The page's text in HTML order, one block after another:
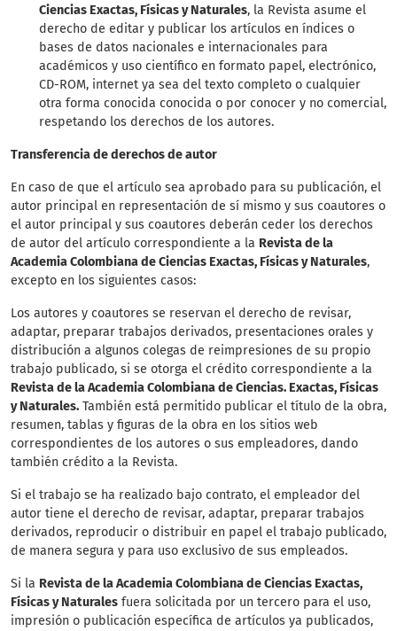
Ciencias Exactas, Físicas y Naturales, la Revista asume el
derecho de editar y publicar los artículos en índices o
bases de datos nacionales e internacionales para
académicos y uso científico en formato papel, electrónico,
CD-ROM, internet ya sea del texto completo o cualquier
otra forma conocida conocida o por conocer y no comercial,
respetando los derechos de los autores.
Transferencia de derechos de autor
En caso de que el artículo sea aprobado para su publicación, el
autor principal en representación de sí mismo y sus coautores o
el autor principal y sus coautores deberán ceder los derechos
de autor del artículo correspondiente a la Revista de la
Academia Colombiana de Ciencias Exactas, Físicas y Naturales,
excepto en los siguientes casos:
Los autores y coautores se reservan el derecho de revisar,
adaptar, preparar trabajos derivados, presentaciones orales y
distribución a algunos colegas de reimpresiones de su propio
trabajo publicado, si se otorga el crédito correspondiente a la
Revista de la Academia Colombiana de Ciencias. Exactas, Físicas
y Naturales. También está permitido publicar el título de la obra,
resumen, tablas y figuras de la obra en los sitios web
correspondientes de los autores o sus empleadores, dando
también crédito a la Revista.
Si el trabajo se ha realizado bajo contrato, el empleador del
autor tiene el derecho de revisar, adaptar, preparar trabajos
derivados, reproducir o distribuir en papel el trabajo publicado,
de manera segura y para uso exclusivo de sus empleados.
Si la Revista de la Academia Colombiana de Ciencias Exactas,
Físicas y Naturales fuera solicitada por un tercero para el uso,
impresión o publicación específica de artículos ya publicados,